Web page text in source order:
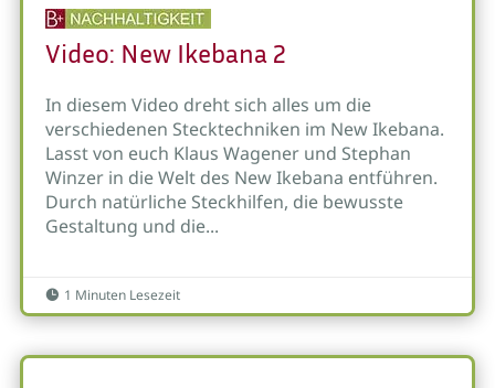
Video: New Ikebana 2
In diesem Video dreht sich alles um die
verschiedenen Stecktechniken im New Ikebana.
Lasst von euch Klaus Wagener und Stephan
Winzer in die Welt des New Ikebana entführen.
Durch natürliche Steckhilfen, die bewusste
Gestaltung und die...
 1 Minuten Lesezeit